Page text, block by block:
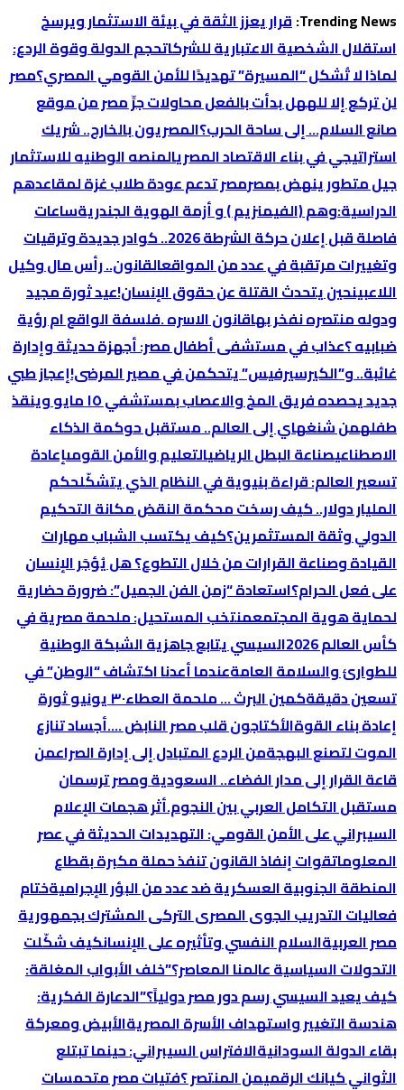
التجاوز
إلى
المحتوى
Trending News: قرار يعزز الثقة في بيئة الاستثمار ويرسخ
استقلال الشخصية الاعتبارية للشركاتحجم الدولة وقوة الردع:
لماذا لا تُشكل “المسيرة” تهديدًا للأمن القومي المصري؟‏مصر
لن تركع إلا للههل بدأت بالفعل محاولات جرِّ مصر من موقع
صانع السلام… إلى ساحة الحرب؟المصريون بالخارج.. شريك
استراتيجي في بناء الاقتصاد المصريالمنصه الوطنيه للاستثمار
جيل متطور ينهض بمصرمصر تدعم عودة طلاب غزة لمقاعدهم
الدراسية:وهم (الفيمنزيم ) و أزمة الهوية الجندريةساعات
فاصلة قبل إعلان حركة الشرطة 2026.. كوادر جديدة وترقيات
وتغييرات مرتقبة في عدد من المواقعالقانون.. رأس مال وكيل
اللاعبينحين يتحدث القتلة عن حقوق الإنسان!عيد ثورة مجيد
ودوله منتصره نفخر بهاقانون الاسره .فلسفة الواقع ام رؤية
ضبابيه ؟عذاب في مستشفى أطفال مصر: أجهزة حديثة وإدارة
غائبة.. و”الكيرسيرفيس” يتحكمن في مصير المرضى!إعجاز طبي
جديد يحصده فريق المخ والاعصاب بمستشفي ١٥ مايو وينقذ
طفلهمن شنغهاي إلى العالم.. مستقبل حوكمة الذكاء
الاصطناعيصناعة البطل الرياضيالتعليم والأمن القومىإعادة
تسعير العالم: قراءة بنيوية في النظام الذي يتشكّلحكم
المليار دولار.. كيف رسخت محكمة النقض مكانة التحكيم
الدولي وثقة المستثمرين؟كيف يكتسب الشباب مهارات
القيادة وصناعة القرارات من خلال التطوع؟هل يُؤجَر الإنسان
على فعل الحرام؟استعادة “زمن الفن الجميل”: ضرورة حضارية
لحماية هوية المجتمعمنتخب المستحيل: ملحمة مصرية في
كأس العالم 2026
السيسي يتابع جاهزية الشبكة الوطنية
للطوارئ والسلامة العامةعندما أعدنا اكتشاف “الوطن” في
تسعين دقيقةكمين البرث … ملحمة العطاء ٣٠ يونيو ثورة
إعادة بناء القوةالأكتاجون قلب مصر النابض ….أجساد تنازع
الموت لتصنع البهجةمن الردع المتبادل إلى إدارة الصراعمن
قاعة القرار إلى مدار الفضاء.. السعودية ومصر ترسمان
مستقبل التكامل العربي بين النجوم.أثر هجمات الإعلام
السيبراني على الأمن القومي: التهديدات الحديثة في عصر
المعلوماتقوات إنفاذ القانون تنفذ حملة مكبرة بقطاع
المنطقة الجنوبية العسكرية ضد عدد من البؤر الإجراميةختام
فعاليات التدريب الجوى المصرى التركى المشترك بجمهورية
مصر العربيةالسلام النفسي وتأثيره على الإنسانكيف شكّلت
التحولات السياسية عالمنا المعاصر؟​”خلف الأبواب المغلقة:
كيف يعيد السيسي رسم دور مصر دولياً؟”الدعارة الفكرية:
هندسة التغيير واستهداف الأسرة المصريةالأبيض ومعركة
بقاء الدولة السودانيةالافتراس السيبراني: حينما تبتلع
الثواني كيانك الرقميمن المنتصر ؟فتيات مصر متحمسات